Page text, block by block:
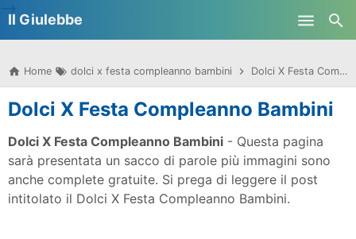
Il Giulebbe
Home dolci x festa compleanno bambini Dolci X Festa Compleanno Bambini
Dolci X Festa Compleanno Bambini
Dolci X Festa Compleanno Bambini - Questa pagina
sarà presentata un sacco di parole più immagini sono
anche complete gratuite. Si prega di leggere il post
intitolato il Dolci X Festa Compleanno Bambini.